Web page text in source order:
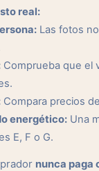
real:
Las fotos
Comprueba que el
Compara precios
energético: Una
E, F o G.
nunca paga